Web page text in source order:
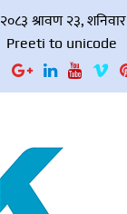
२०८३ श्रावण २३, शनिवार
Preeti to unicode